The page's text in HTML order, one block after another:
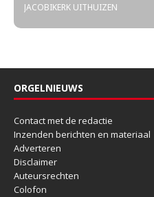
JACOBIKERK UITHUIZEN
ORGELNIEUWS
Contact met de redactie
Inzenden berichten en materiaal
Adverteren
Disclaimer
Auteursrechten
Colofon